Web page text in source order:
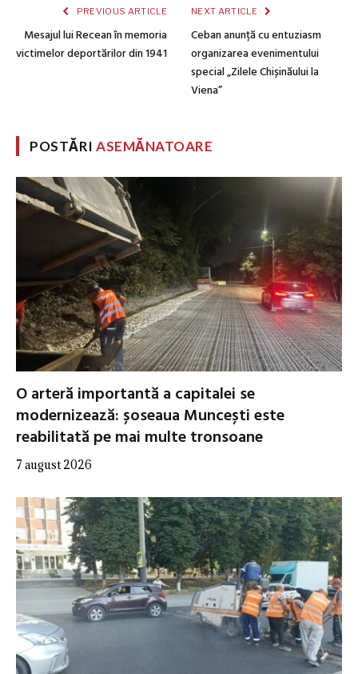
PREVIOUS ARTICLE
Mesajul lui Recean în memoria
victimelor deportărilor din 1941
NEXT ARTICLE
Ceban anunță cu entuziasm
organizarea evenimentului
special „Zilele Chișinăului la
Viena”
POSTĂRIASEMĂNATOARE
O arteră importantă a capitalei se
modernizează: șoseaua Muncești este
reabilitată pe mai multe tronsoane
7 august 2026